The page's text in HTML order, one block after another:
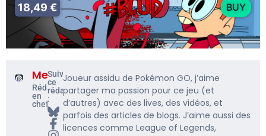
18,49 € BUY
Me5rine_
Rédacteur
en
chef
Suivre
ce
rédacteur
:
Joueur assidu de Pokémon GO, j’aime
partager ma passion pour ce jeu (et
d’autres) avec des lives, des vidéos, et
parfois des articles de blogs. J’aime aussi des
licences comme League of Legends,